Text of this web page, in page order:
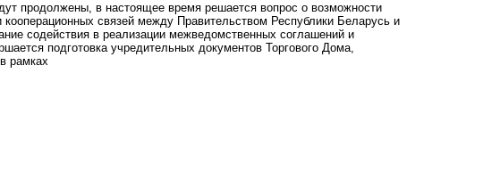
продолжены, в настоящее время решается вопрос о возможности
связей между Правительством Республики Беларусь и
содействия в реализации межведомственных соглашений и
подготовка учредительных документов Торгового Дома,
рамках